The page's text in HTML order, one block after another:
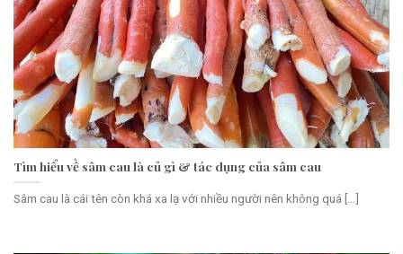
Tìm hiểu về sâm cau là củ gì & tác dụng của sâm cau
Sâm cau là cái tên còn khá xa lạ với nhiều người nên không quá [...]